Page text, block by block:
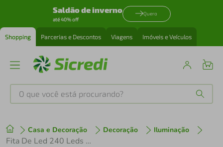
Saldão de inverno
até 40% off
Quero
Shopping Parcerias e Descontos Viagens Imóveis e Veículos
O que você está procurando?
Casa e Decoração Decoração Iluminação
Fita De Led 240 Leds Vermelho Ip20 5 Mts 12v 5A - 48W
1º tenis